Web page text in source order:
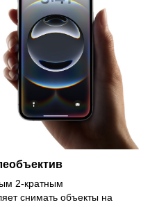
2-кратным
снимать объекты на